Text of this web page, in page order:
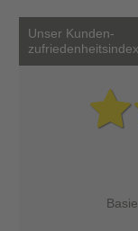
Unser Kunden-
zufriedenheitsindex